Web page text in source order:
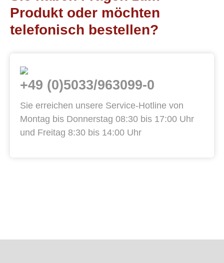
Produkt oder möchten
telefonisch bestellen?
+49 (0)5033/963099-0
Sie erreichen unsere Service-Hotline von
Montag bis Donnerstag 08:30 bis 17:00 Uhr
und Freitag 8:30 bis 14:00 Uhr